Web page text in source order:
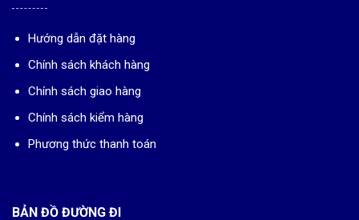
Hướng dẫn đặt hàng
Chính sách khách hàng
Chính sách giao hàng
Chính sách kiểm hàng
Phương thức thanh toán
BẢN ĐỒ ĐƯỜNG ĐI